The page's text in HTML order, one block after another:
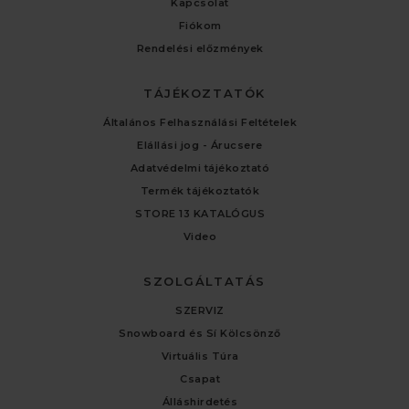
Kapcsolat
Fiókom
Rendelési előzmények
TÁJÉKOZTATÓK
Általános Felhasználási Feltételek
Elállási jog - Árucsere
Adatvédelmi tájékoztató
Termék tájékoztatók
STORE 13 KATALÓGUS
Video
SZOLGÁLTATÁS
SZERVIZ
Snowboard és Sí Kölcsönző
Virtuális Túra
Csapat
Álláshirdetés